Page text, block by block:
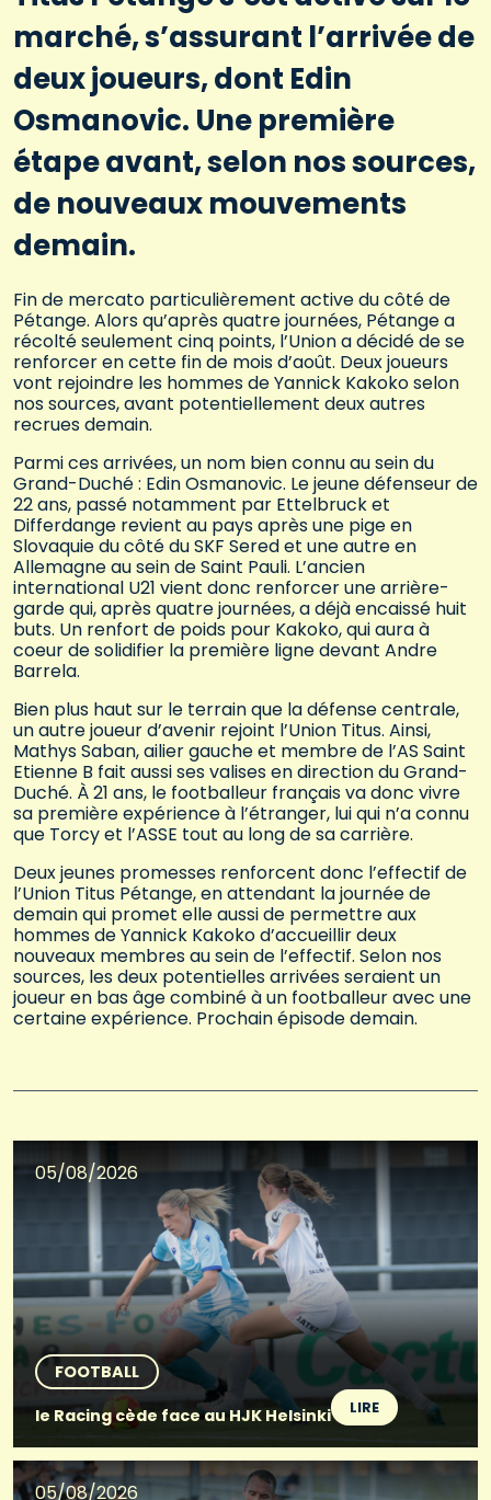
marché, s’assurant l’arrivée de
deux joueurs, dont Edin
Osmanovic. Une première
étape avant, selon nos sources,
de nouveaux mouvements
demain.
Fin de mercato particulièrement active du côté de
Pétange. Alors qu’après quatre journées, Pétange a
récolté seulement cinq points, l’Union a décidé de se
renforcer en cette fin de mois d’août. Deux joueurs
vont rejoindre les hommes de Yannick Kakoko selon
nos sources, avant potentiellement deux autres
recrues demain.
Parmi ces arrivées, un nom bien connu au sein du
Grand-Duché : Edin Osmanovic. Le jeune défenseur de
22 ans, passé notamment par Ettelbruck et
Differdange revient au pays après une pige en
Slovaquie du côté du SKF Sered et une autre en
Allemagne au sein de Saint Pauli. L’ancien
international U21 vient donc renforcer une arrière-
garde qui, après quatre journées, a déjà encaissé huit
buts. Un renfort de poids pour Kakoko, qui aura à
coeur de solidifier la première ligne devant Andre
Barrela.
Bien plus haut sur le terrain que la défense centrale,
un autre joueur d’avenir rejoint l’Union Titus. Ainsi,
Mathys Saban, ailier gauche et membre de l’AS Saint
Etienne B fait aussi ses valises en direction du Grand-
Duché. À 21 ans, le footballeur français va donc vivre
sa première expérience à l’étranger, lui qui n’a connu
que Torcy et l’ASSE tout au long de sa carrière.
Deux jeunes promesses renforcent donc l’effectif de
l’Union Titus Pétange, en attendant la journée de
demain qui promet elle aussi de permettre aux
hommes de Yannick Kakoko d’accueillir deux
nouveaux membres au sein de l’effectif. Selon nos
sources, les deux potentielles arrivées seraient un
joueur en bas âge combiné à un footballeur avec une
certaine expérience. Prochain épisode demain.
05/08/2026
FOOTBALL
le Racing cède face au HJK Helsinki
LIRE
05/08/2026